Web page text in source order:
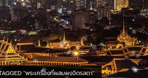
"พระเครื่องที่ผสมผงจิตรลดา"